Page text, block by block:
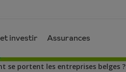
investir Assurances
se portent les entreprises belges ?